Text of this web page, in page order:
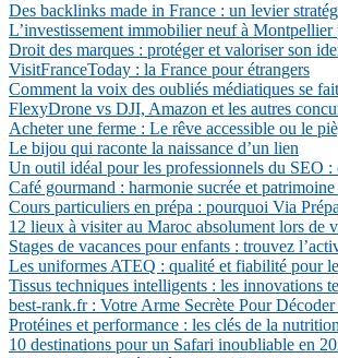
Des backlinks made in France : un levier
L’investissement immobilier neuf à
Droit des marques : protéger et valoriser son
VisitFranceToday : la France pour étrangers
Comment la voix des oubliés médiatiques se
FlexyDrone vs DJI, Amazon et les autres
Acheter une ferme : Le rêve accessible ou le
Le bijou qui raconte la naissance d’un lien
Un outil idéal pour les professionnels du SEO
Café gourmand : harmonie sucrée et
Cours particuliers en prépa : pourquoi Via
12 lieux à visiter au Maroc absolument lors de
Stages de vacances pour enfants : trouvez
Les uniformes ATEQ : qualité et fiabilité pour
Tissus techniques intelligents : les innovations
best-rank.fr : Votre Arme Secrète Pour
Protéines et performance : les clés de la
10 destinations pour un Safari inoubliable en